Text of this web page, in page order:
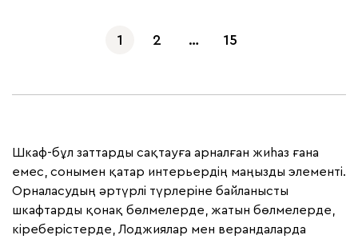
1 2 … 15
Шкаф-бұл заттарды сақтауға арналған жиһаз ғана
емес, сонымен қатар интерьердің маңызды элементі.
Орналасудың әртүрлі түрлеріне байланысты
шкафтарды қонақ бөлмелерде, жатын бөлмелерде,
кіреберістерде, Лоджиялар мен верандаларда